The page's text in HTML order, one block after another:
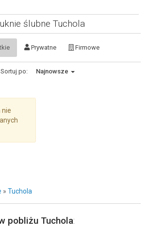
ślubne Tuchola
Prywatne Firmowe
Sortuj po: Najnowsze
nie
» Tuchola
pobliżu Tuchola: